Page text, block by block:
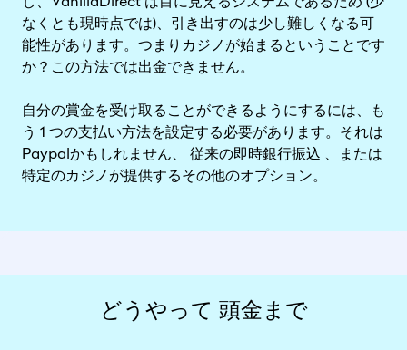
なくとも現時点では)、引き出すのは少し難しくなる可
能性があります。つまりカジノが始まるということです
か？この方法では出金できません。
自分の賞金を受け取ることができるようにするには、も
う 1 つの支払い方法を設定する必要があります。それは
Paypalかもしれません、 従来の即時銀行振込 、または
特定のカジノが提供するその他のオプション。
どうやって 頭金まで